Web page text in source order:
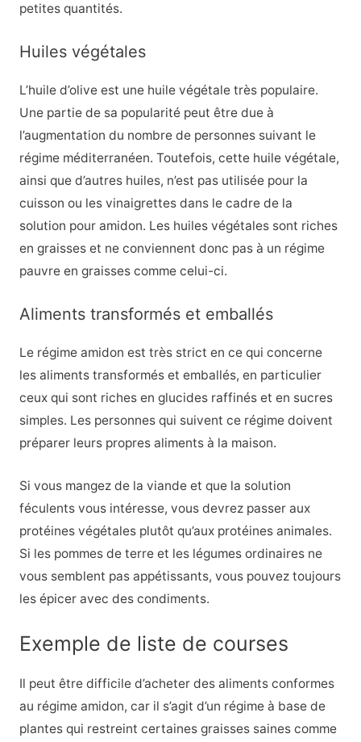
petites quantités.
Huiles végétales
L’huile d’olive est une huile végétale très populaire.
Une partie de sa popularité peut être due à
l’augmentation du nombre de personnes suivant le
régime méditerranéen. Toutefois, cette huile végétale,
ainsi que d’autres huiles, n’est pas utilisée pour la
cuisson ou les vinaigrettes dans le cadre de la
solution pour amidon. Les huiles végétales sont riches
en graisses et ne conviennent donc pas à un régime
pauvre en graisses comme celui-ci.
Aliments transformés et emballés
Le régime amidon est très strict en ce qui concerne
les aliments transformés et emballés, en particulier
ceux qui sont riches en glucides raffinés et en sucres
simples. Les personnes qui suivent ce régime doivent
préparer leurs propres aliments à la maison.
Si vous mangez de la viande et que la solution
féculents vous intéresse, vous devrez passer aux
protéines végétales plutôt qu’aux protéines animales.
Si les pommes de terre et les légumes ordinaires ne
vous semblent pas appétissants, vous pouvez toujours
les épicer avec des condiments.
Exemple de liste de courses
Il peut être difficile d’acheter des aliments conformes
au régime amidon, car il s’agit d’un régime à base de
plantes qui restreint certaines graisses saines comme